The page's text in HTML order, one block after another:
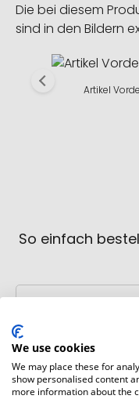
Die bei diesem
sind in den Bildern
Artikel
So einfach
Schritt 1:
We use cookies
We may place these for
show personalised content
more information about the